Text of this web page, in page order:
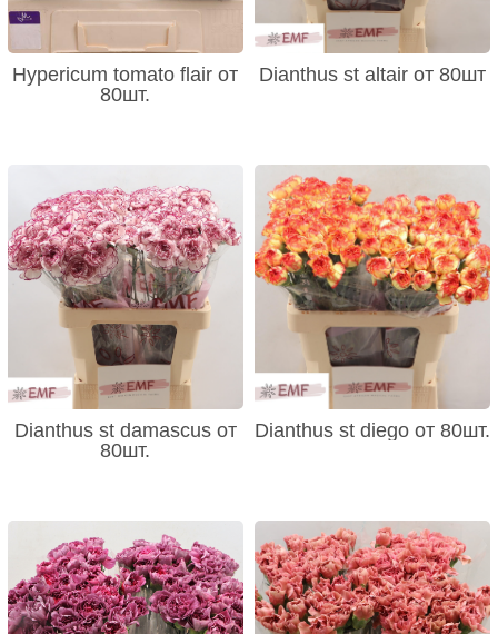
Hypericum tomato flair от
80шт.
Dianthus st altair от 80шт
Dianthus st damascus от
80шт.
Dianthus st diego от 80шт.